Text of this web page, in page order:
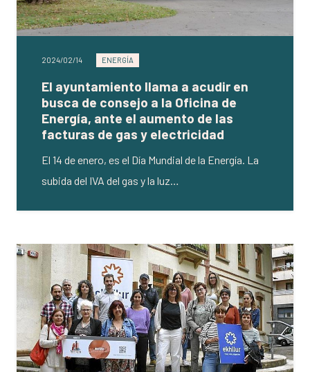
2024/02/14 ENERGÍA
El ayuntamiento llama a acudir en
busca de consejo a la Oficina de
Energía, ante el aumento de las
facturas de gas y electricidad
El 14 de enero, es el Día Mundial de la Energía. La
subida del IVA del gas y la luz…